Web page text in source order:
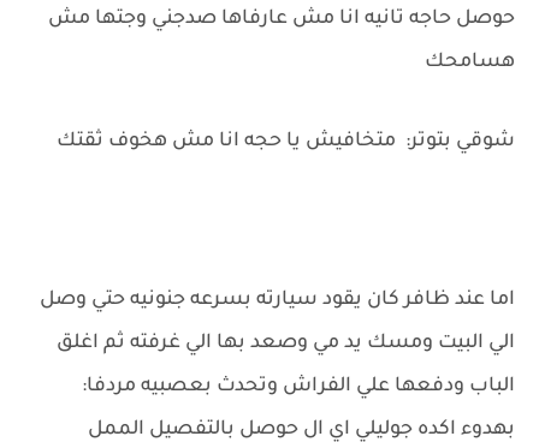
حوصل حاجه تانيه انا مش عارفاها صدجني وجتها مش
هسامحك
شوقي بتوتر: متخافيش يا حجه انا مش هخوف ثقتك
اما عند ظافر كان يقود سيارته بسرعه جنونيه حتي وصل
الي البيت ومسك يد مي وصعد بها الي غرفته ثم اغلق
الباب ودفعها علي الفراش وتحدث بعصبيه مردفا:
بهدوء اكده جوليلي اي ال حوصل بالتفصيل الممل